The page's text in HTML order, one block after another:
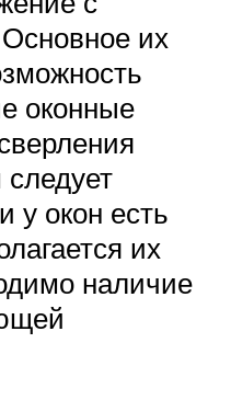
их
оконные
у окон есть
их
наличие